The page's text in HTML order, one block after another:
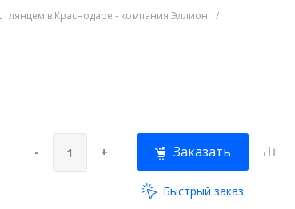
глянцем в Краснодаре - компания Эллион
/
- + Заказать
Быстрый заказ